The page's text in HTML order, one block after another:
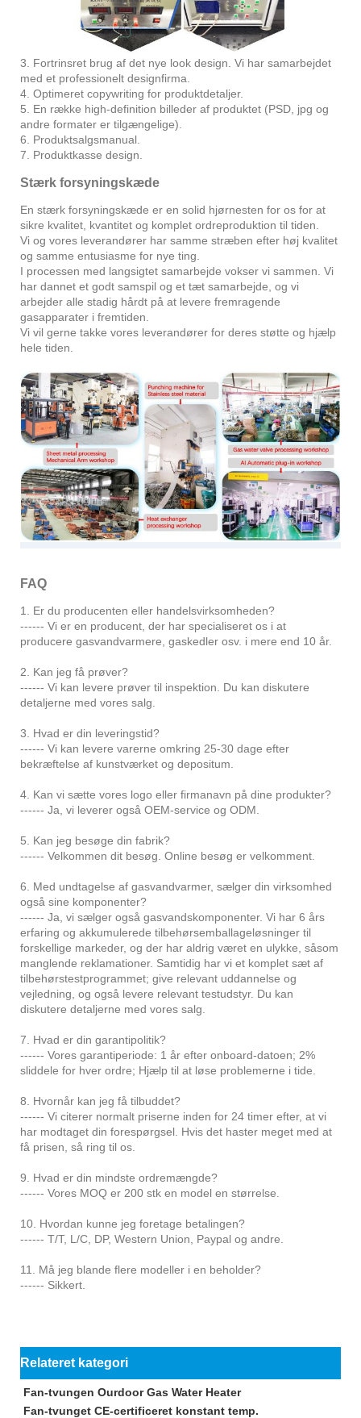
3. Fortrinsret brug af det nye look design. Vi har samarbejdet
med et professionelt designfirma.
4. Optimeret copywriting for produktdetaljer.
5. En række high-definition billeder af produktet (PSD, jpg og
andre formater er tilgængelige).
6. Produktsalgsmanual.
7. Produktkasse design.
Stærk forsyningskæde
En stærk forsyningskæde er en solid hjørnesten for os for at
sikre kvalitet, kvantitet og komplet ordreproduktion til tiden.
Vi og vores leverandører har samme stræben efter høj kvalitet
og samme entusiasme for nye ting.
I processen med langsigtet samarbejde vokser vi sammen. Vi
har dannet et godt samspil og et tæt samarbejde, og vi
arbejder alle stadig hårdt på at levere fremragende
gasapparater i fremtiden.
Vi vil gerne takke vores leverandører for deres støtte og hjælp
hele tiden.
FAQ
1. Er du producenten eller handelsvirksomheden?
------ Vi er en producent, der har specialiseret os i at
producere gasvandvarmere, gaskedler osv. i mere end 10 år.
2. Kan jeg få prøver?
------ Vi kan levere prøver til inspektion. Du kan diskutere
detaljerne med vores salg.
3. Hvad er din leveringstid?
------ Vi kan levere varerne omkring 25-30 dage efter
bekræftelse af kunstværket og depositum.
4. Kan vi sætte vores logo eller firmanavn på dine produkter?
------ Ja, vi leverer også OEM-service og ODM.
5. Kan jeg besøge din fabrik?
------ Velkommen dit besøg. Online besøg er velkomment.
6. Med undtagelse af gasvandvarmer, sælger din virksomhed
også sine komponenter?
------ Ja, vi sælger også gasvandskomponenter. Vi har 6 års
erfaring og akkumulerede tilbehørsemballageløsninger til
forskellige markeder, og der har aldrig været en ulykke, såsom
manglende reklamationer. Samtidig har vi et komplet sæt af
tilbehørstestprogrammet; give relevant uddannelse og
vejledning, og også levere relevant testudstyr. Du kan
diskutere detaljerne med vores salg.
7. Hvad er din garantipolitik?
------ Vores garantiperiode: 1 år efter onboard-datoen; 2%
sliddele for hver ordre; Hjælp til at løse problemerne i tide.
8. Hvornår kan jeg få tilbuddet?
------ Vi citerer normalt priserne inden for 24 timer efter, at vi
har modtaget din forespørgsel. Hvis det haster meget med at
få prisen, så ring til os.
9. Hvad er din mindste ordremængde?
------ Vores MOQ er 200 stk en model en størrelse.
10. Hvordan kunne jeg foretage betalingen?
------ T/T, L/C, DP, Western Union, Paypal og andre.
11. Må jeg blande flere modeller i en beholder?
------ Sikkert.
Relateret kategori
Fan-tvungen Ourdoor Gas Water Heater
Fan-tvunget CE-certificeret konstant temp.